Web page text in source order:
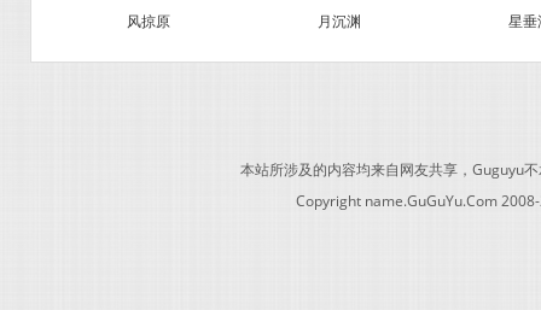
风掠原
月沉渊 星垂
本站所涉及的内容均来自网友共享，Guguyu
Copyright name.GuGuYu.Com